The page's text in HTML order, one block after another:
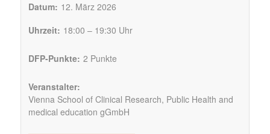
Datum: 12. März 2026
Uhrzeit: 18:00 – 19:30 Uhr
DFP-Punkte: 2 Punkte
Veranstalter:
Vienna School of Clinical Research, Public Health and
medical education gGmbH